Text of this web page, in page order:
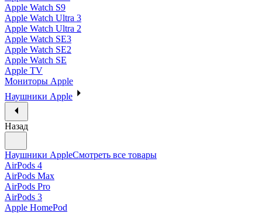
Apple Watch S9
Apple Watch Ultra 3
Apple Watch Ultra 2
Apple Watch SE3
Apple Watch SE2
Apple Watch SE
Apple TV
Мониторы Apple
Наушники Apple
Назад
Наушники AppleСмотреть все товары
AirPods 4
AirPods Max
AirPods Pro
AirPods 3
Apple HomePod